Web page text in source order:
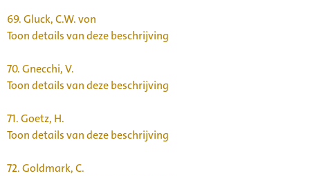
69.Gluck, C.W. von
Toon details van deze beschrijving
70.Gnecchi, V.
Toon details van deze beschrijving
71.Goetz, H.
Toon details van deze beschrijving
72.Goldmark, C.